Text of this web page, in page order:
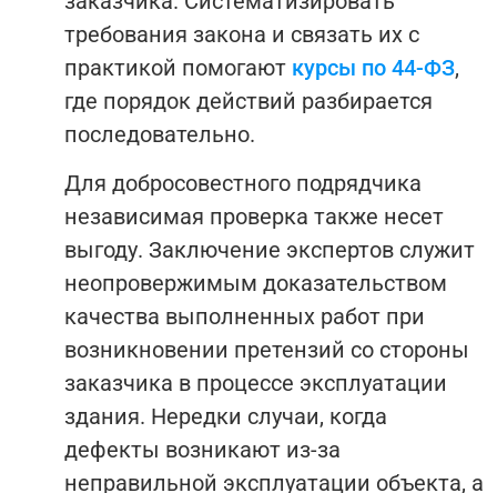
требования закона и связать их с
практикой помогают курсы по 44-ФЗ,
где порядок действий разбирается
последовательно.
Для добросовестного подрядчика
независимая проверка также несет
выгоду. Заключение экспертов служит
неопровержимым доказательством
качества выполненных работ при
возникновении претензий со стороны
заказчика в процессе эксплуатации
здания. Нередки случаи, когда
дефекты возникают из-за
неправильной эксплуатации объекта, а